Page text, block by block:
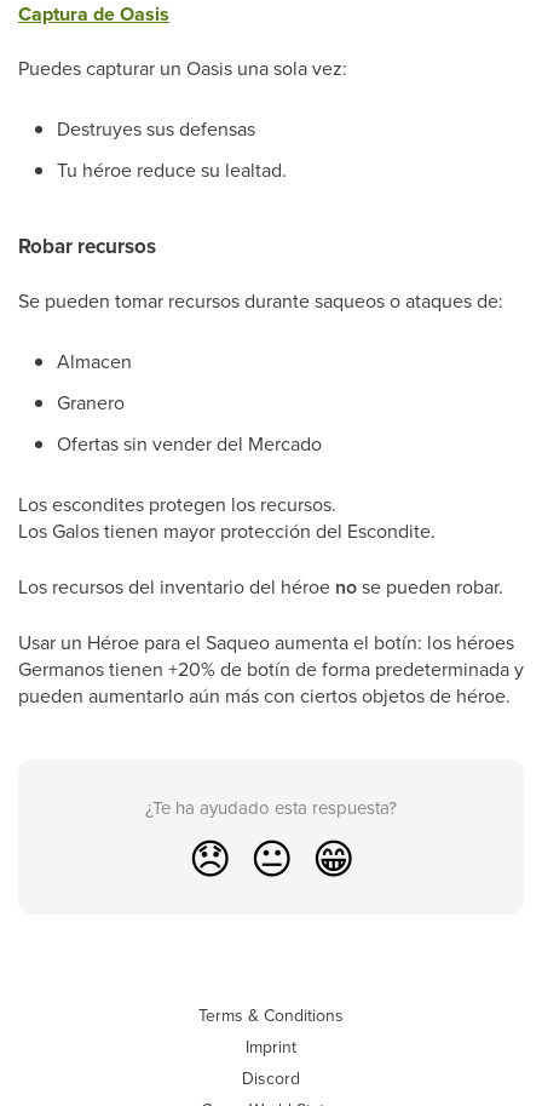
Captura de Oasis
Puedes capturar un Oasis una sola vez:
Destruyes sus defensas
Tu héroe reduce su lealtad.
Robar recursos
Se pueden tomar recursos durante saqueos o ataques de:
Almacen
Granero
Ofertas sin vender del Mercado
Los escondites protegen los recursos.
Los Galos tienen mayor protección del Escondite.
Los recursos del inventario del héroe nose pueden robar.
Usar un Héroe para el Saqueo aumenta el botín: los héroes
Germanos tienen +20% de botín de forma predeterminada y
pueden aumentarlo aún más con ciertos objetos de héroe.
¿Te ha ayudado esta respuesta?
😞 😐 😁
Terms & Conditions
Imprint
Discord